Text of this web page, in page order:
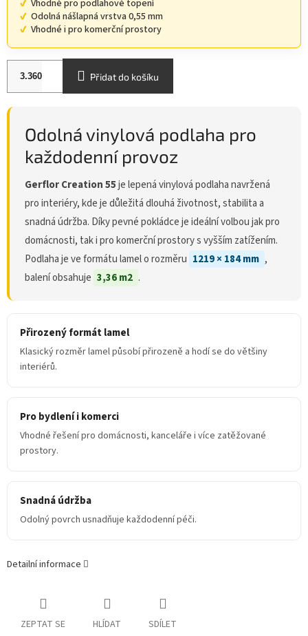
Vhodné pro podlahové topení
Odolná nášlapná vrstva 0,55 mm
Vhodné i pro komerční prostory
Přidat do košíku
Odolná vinylová podlaha pro
každodenní provoz
Gerflor Creation 55je lepená vinylová podlaha navržená
pro interiéry, kde je důležitá dlouhá životnost, stabilita a
snadná údržba. Díky pevné pokládce je ideální volbou jak pro
domácnosti, tak i pro komerční prostory s vyšším zatížením.
Podlaha je ve formátu lamel o rozměru 1219 × 184 mm ,
balení obsahuje 3,36 m2 .
Přirozený formát lamel
Klasický rozměr lamel působí přirozeně a hodí se do většiny
interiérů.
Pro bydlení i komerci
Vhodné řešení pro domácnosti, kanceláře i více zatěžované
prostory.
Snadná údržba
Odolný povrch usnadňuje každodenní péči.
Detailní informace
ZEPTAT SE HLÍDAT SDÍLET